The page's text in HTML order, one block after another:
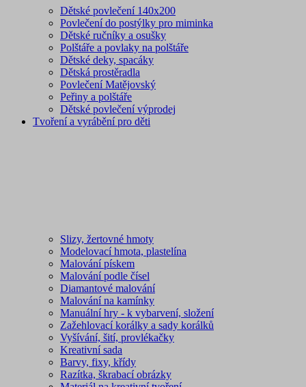
Dětské povlečení 140x200
Povlečení do postýlky pro miminka
Dětské ručníky a osušky
Polštáře a povlaky na polštáře
Dětské deky, spacáky
Dětská prostěradla
Povlečení Matějovský
Peřiny a polštáře
Dětské povlečení výprodej
Tvoření a vyrábění pro děti
Slizy, žertovné hmoty
Modelovací hmota, plastelína
Malování pískem
Malování podle čísel
Diamantové malování
Malování na kamínky
Manuální hry - k vybarvení, složení
Zažehlovací korálky a sady korálků
Vyšívání, šití, provlékačky
Kreativní sada
Barvy, fixy, křídy
Razítka, škrabací obrázky